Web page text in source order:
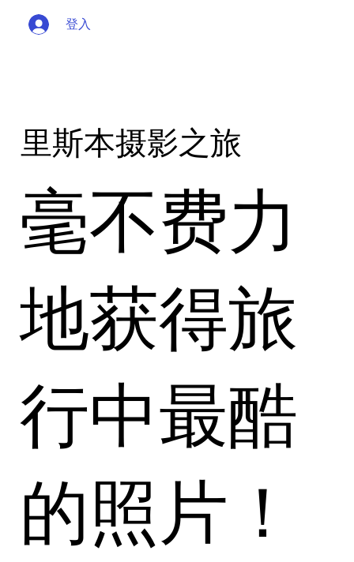
登入
里斯本摄影之旅
毫不费力
地获得旅
行中最酷
的照片！